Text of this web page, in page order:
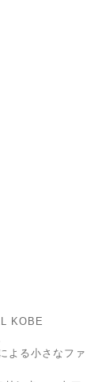
KOBE
よる小さなファ